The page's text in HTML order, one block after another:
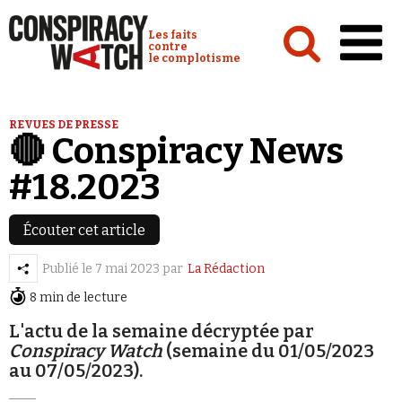
Conspiracy Watch :
Les faits
contre
le complotisme
Analyses
Conspipédia
Vidéos
Émissions
REVUES DE PRESSE
🔴 Conspiracy News
#18.2023
Écouter cet article
Publié le 7 mai 2023 par La Rédaction
8 min de lecture
L'actu de la semaine décryptée par
Conspiracy Watch (semaine du 01/05/2023
au 07/05/2023).